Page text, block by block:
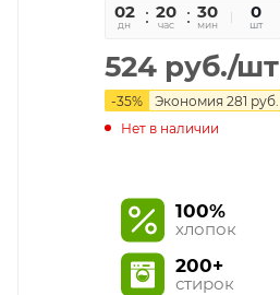
02
дн
20
час
30
мин
05
сек
0
шт
524руб./шт
-35% Экономия 281 руб.
Нет в наличии
100%
хлопок
200+
стирок